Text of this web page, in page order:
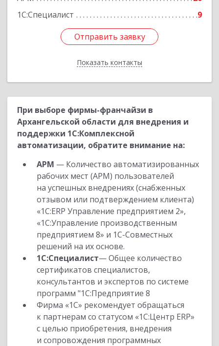
1С:Специалист
9
Отправить заявку
Показать контакты
Отправить заявку
Назад
При выборе фирмы-франчайзи в
Архангельской области для внедрения и
поддержки 1С:Комплексной
автоматизации, обратите внимание на:
АРМ — Количество автоматизированных
рабочих мест (АРМ) пользователей
на успешных внедрениях (снабженных
отзывом или подтверждением клиента)
«1С:ERP Управление предприятием 2»,
«1С:Управление производственным
предприятием 8» и 1С-Совместных
решений на их основе.
1С:Специалист— Общее количество
сертификатов специалистов,
консультантов и экспертов по системе
программ "1С:Предприятие 8
Фирма «1С» рекомендует обращаться
к партнерам со статусом «1С:Центр ERP»
с целью приобретения, внедрения
и сопровождения программных